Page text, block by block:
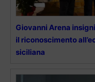
Giovanni Arena
il riconoscimento
siciliana